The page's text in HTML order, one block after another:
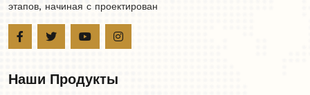
этапов, начиная с проектирован
Наши Продукты